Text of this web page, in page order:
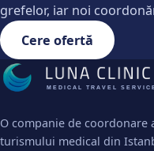
grefelor, iar noi
Cere ofertă
MEDICAL TRAVEL
O companie de coordonare
turismului medical din